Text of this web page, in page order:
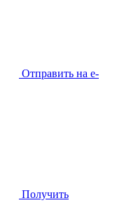
Отправить на e-
Получить